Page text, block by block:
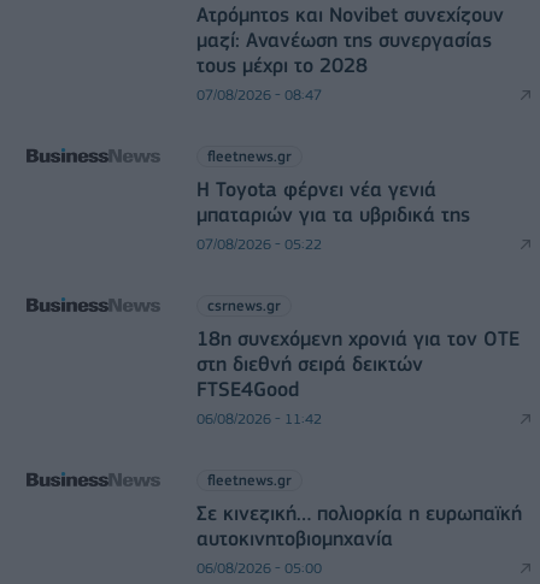
Ατρόμητος και Novibet συνεχίζουν
μαζί: Ανανέωση της συνεργασίας
τους μέχρι το 2028
07/08/2026 - 08:47
fleetnews.gr
Η Toyota φέρνει νέα γενιά
μπαταριών για τα υβριδικά της
07/08/2026 - 05:22
csrnews.gr
18η συνεχόμενη χρονιά για τον ΟΤΕ
στη διεθνή σειρά δεικτών
FTSE4Good
06/08/2026 - 11:42
fleetnews.gr
Σε κινεζική… πολιορκία η ευρωπαϊκή
αυτοκινητοβιομηχανία
06/08/2026 - 05:00